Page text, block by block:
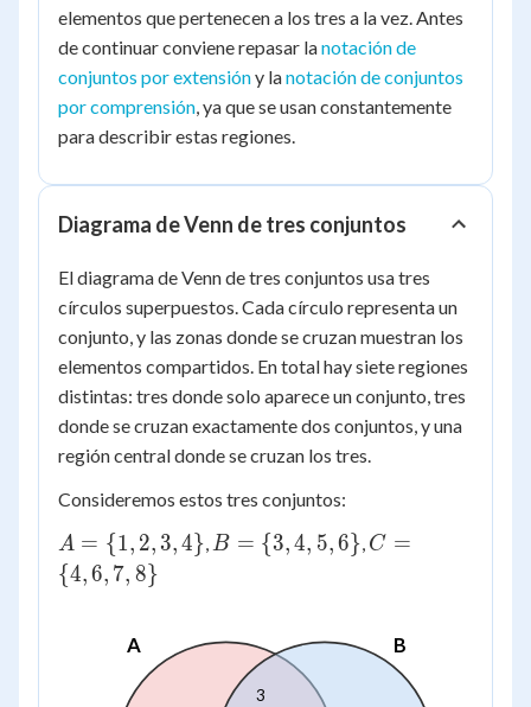
elementos que pertenecen a los tres a la vez. Antes
de continuar conviene repasar lanotación de
conjuntos por extensióny lanotación de conjuntos
por comprensión, ya que se usan constantemente
para describir estas regiones.
Diagrama de Venn de tres conjuntos
El diagrama de Venn de tres conjuntos usa tres
círculos superpuestos. Cada círculo representa un
conjunto, y las zonas donde se cruzan muestran los
elementos compartidos. En total hay siete regiones
distintas: tres donde solo aparece un conjunto, tres
donde se cruzan exactamente dos conjuntos, y una
región central donde se cruzan los tres.
Consideremos estos tres conjuntos:
A
= \
{1,
A = {1, 2, 3, 4}, B
5,
6\}
B = {3,4, 5,6}, C
7,
8\}
C =
{4,6, 7, 8}
A B
3